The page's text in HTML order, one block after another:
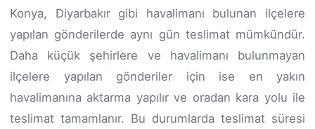
Konya, Diyarbakır gibi havalimanı bulunan ilçelere
yapılan gönderilerde aynı gün teslimat mümkündür.
Daha küçük şehirlere ve havalimanı bulunmayan
ilçelere yapılan gönderiler için ise en yakın
havalimanına aktarma yapılır ve oradan kara yolu ile
teslimat tamamlanır. Bu durumlarda teslimat süresi